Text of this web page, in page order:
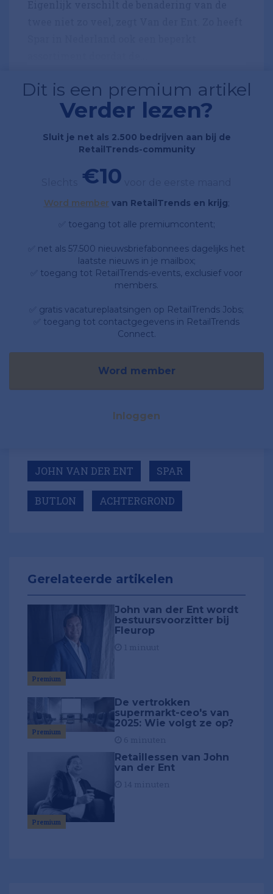
Dit is een premium artikel
Verder lezen?
Sluit je net als 2.500 bedrijven aan bij de
RetailTrends-community
€10
Word member van RetailTrends en krijg;
✅ toegang tot alle premiumcontent;
✅ net als 57.500 nieuwsbriefabonnees dagelijks het
laatste nieuws in je mailbox;
✅ toegang tot RetailTrends-events, exclusief voor
members.
✅ gratis vacatureplaatsingen op RetailTrends Jobs;
✅ toegang tot contactgegevens in RetailTrends
Connect.
Word member
Inloggen
JOHN VAN DER ENT SPAR
BUTLON ACHTERGROND
Gerelateerde artikelen
Premium
John van der Ent wordt
bestuursvoorzitter bij
Fleurop
Premium
De vertrokken
supermarkt-ceo's van
2025: Wie volgt ze op?
Premium
Retaillessen van John
van der Ent